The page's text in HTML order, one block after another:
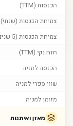
הכנסות (TTM)
צמיחת הכנסות (שנתי)
צמיחת הכנסות (5 שנים)
רווח נקי (TTM)
הכנסה למניה
שווי ספרי למניה
מזומן למניה
מאזן ואיתנות